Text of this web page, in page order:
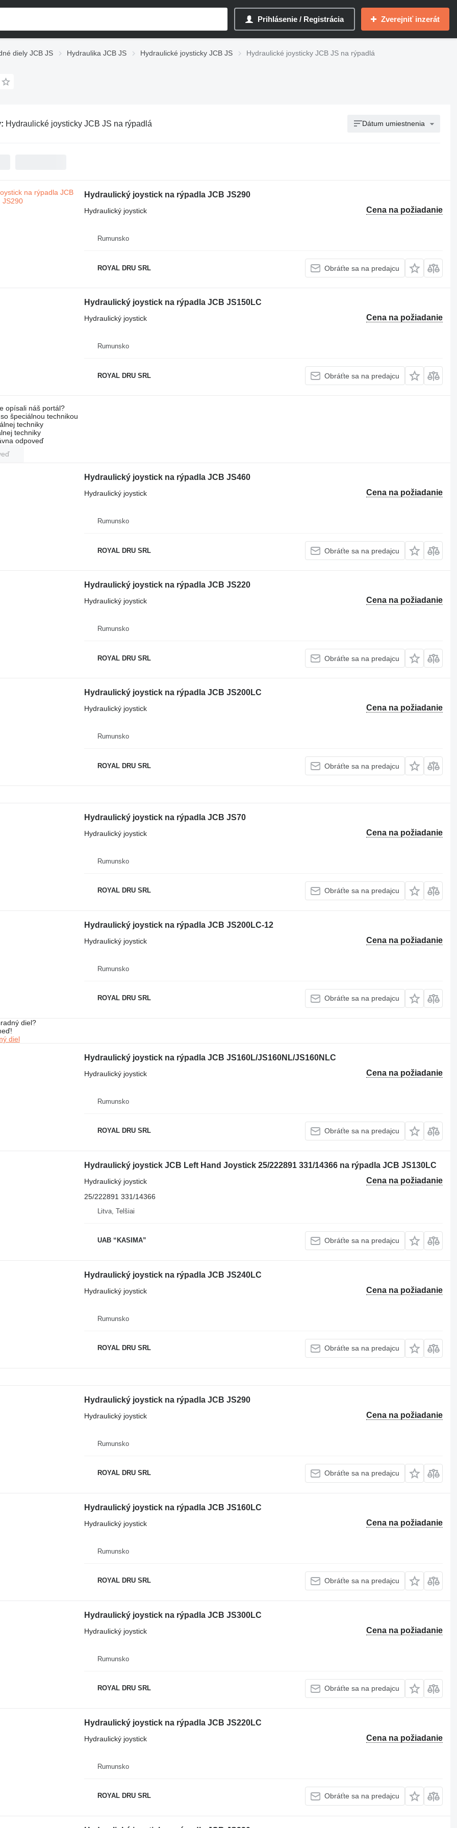
Prihlásenie / Registrácia Zverejniť inzerát
diely JCB JS Hydraulika JCB JS Hydraulické joysticky JCB JS Hydraulické joysticky JCB JS na rýpadlá
Hydraulické joysticky JCB JS na rýpadlá Dátum umiestnenia
Hydraulický joystick na rýpadla JCB JS290
Cena na požiadanie
Hydraulický joystick
Rumunsko
ROYAL DRU SRL Obráťte sa na predajcu
Hydraulický joystick na rýpadla JCB JS150LC
Cena na požiadanie
Hydraulický joystick
Rumunsko
ROYAL DRU SRL Obráťte sa na predajcu
opísali náš portál?
špeciálnou technikou
techniky
techniky
odpoveď
Hydraulický joystick na rýpadla JCB JS460
Cena na požiadanie
Hydraulický joystick
Rumunsko
ROYAL DRU SRL Obráťte sa na predajcu
Hydraulický joystick na rýpadla JCB JS220
Cena na požiadanie
Hydraulický joystick
Rumunsko
ROYAL DRU SRL Obráťte sa na predajcu
Hydraulický joystick na rýpadla JCB JS200LC
Cena na požiadanie
Hydraulický joystick
Rumunsko
ROYAL DRU SRL Obráťte sa na predajcu
Hydraulický joystick na rýpadla JCB JS70
Cena na požiadanie
Hydraulický joystick
Rumunsko
ROYAL DRU SRL Obráťte sa na predajcu
Hydraulický joystick na rýpadla JCB JS200LC-12
Cena na požiadanie
Hydraulický joystick
Rumunsko
ROYAL DRU SRL Obráťte sa na predajcu
diel?
diel
Hydraulický joystick na rýpadla JCB JS160L/JS160NL/JS160NLC
Cena na požiadanie
Hydraulický joystick
Rumunsko
ROYAL DRU SRL Obráťte sa na predajcu
Hydraulický joystick JCB Left Hand Joystick 25/222891 331/14366 na rýpadla JCB JS130LC
Cena na požiadanie
Hydraulický joystick
25/222891 331/14366
Litva, Telšiai
UAB “KASIMA” Obráťte sa na predajcu
Hydraulický joystick na rýpadla JCB JS240LC
Cena na požiadanie
Hydraulický joystick
Rumunsko
ROYAL DRU SRL Obráťte sa na predajcu
Hydraulický joystick na rýpadla JCB JS290
Cena na požiadanie
Hydraulický joystick
Rumunsko
ROYAL DRU SRL Obráťte sa na predajcu
Hydraulický joystick na rýpadla JCB JS160LC
Cena na požiadanie
Hydraulický joystick
Rumunsko
ROYAL DRU SRL Obráťte sa na predajcu
Hydraulický joystick na rýpadla JCB JS300LC
Cena na požiadanie
Hydraulický joystick
Rumunsko
ROYAL DRU SRL Obráťte sa na predajcu
Hydraulický joystick na rýpadla JCB JS220LC
Cena na požiadanie
Hydraulický joystick
Rumunsko
ROYAL DRU SRL Obráťte sa na predajcu